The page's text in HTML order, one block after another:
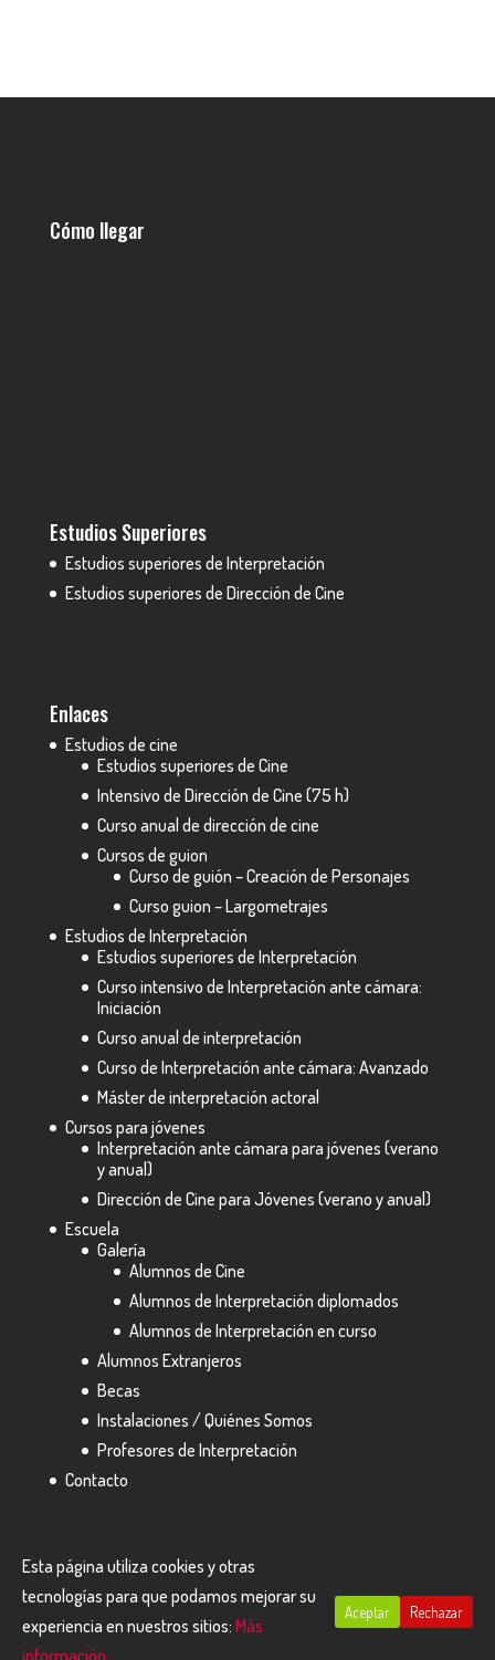
Cómo llegar
Estudios Superiores
Estudios superiores de Interpretación
Estudios superiores de Dirección de Cine
Enlaces
Estudios de cine
Estudios superiores de Cine
Intensivo de Dirección de Cine (75 h)
Curso anual de dirección de cine
Cursos de guion
Curso de guión – Creación de Personajes
Curso guion – Largometrajes
Estudios de Interpretación
Estudios superiores de Interpretación
Curso intensivo de Interpretación ante cámara:
Iniciación
Curso anual de interpretación
Curso de Interpretación ante cámara: Avanzado
Máster de interpretación actoral
Cursos para jóvenes
Interpretación ante cámara para jóvenes (verano
y anual)
Dirección de Cine para Jóvenes (verano y anual)
Escuela
Galería
Alumnos de Cine
Alumnos de Interpretación diplomados
Alumnos de Interpretación en curso
Alumnos Extranjeros
Becas
Instalaciones / Quiénes Somos
Profesores de Interpretación
Contacto
Diseñado porBCN Especialistas
- Todos los derechos
Esta página utiliza cookies y otras
tecnologías para que podamos mejorar su
experiencia en nuestros sitios: Más
información.
Aceptar Rechazar